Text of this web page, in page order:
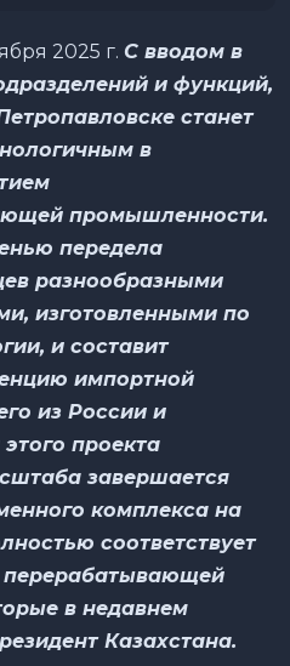
2025 г. С вводом в
и функций,
станет
в
промышленности.
передела
разнообразными
изготовленными по
и составит
импортной
из России и
проекта
завершается
комплекса на
соответствует
перерабатывающей
в недавнем
Казахстана.